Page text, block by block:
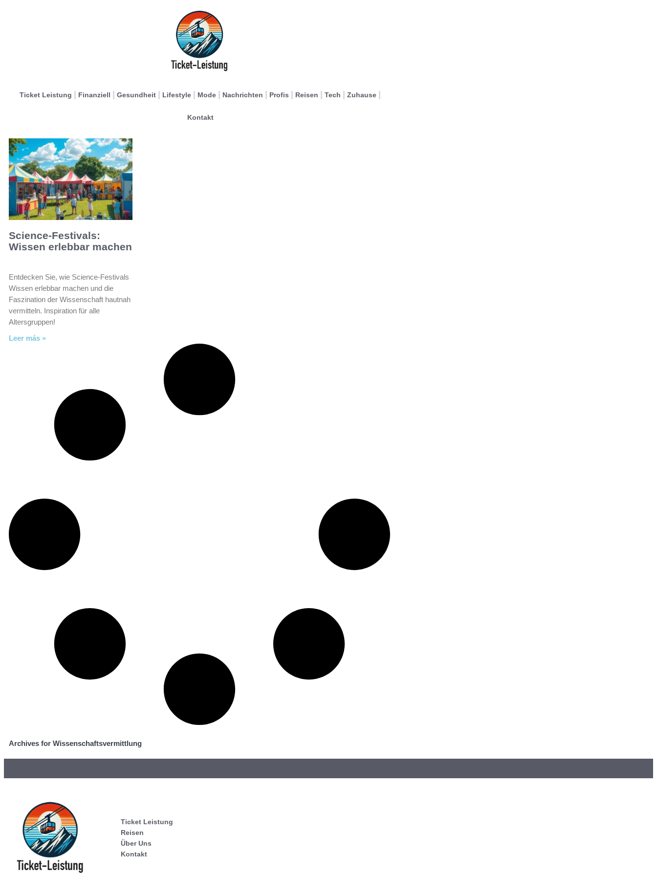
Ticket Leistung Finanziell Gesundheit Lifestyle Mode Nachrichten Profis Reisen Tech Zuhause
Kontakt
Science-Festivals:
Wissen erlebbar machen
Entdecken Sie, wie Science-Festivals
Wissen erlebbar machen und die
Faszination der Wissenschaft hautnah
vermitteln. Inspiration für alle
Altersgruppen!
Leer más »
Archives for Wissenschaftsvermittlung
Ticket Leistung
Reisen
Über Uns
Kontakt